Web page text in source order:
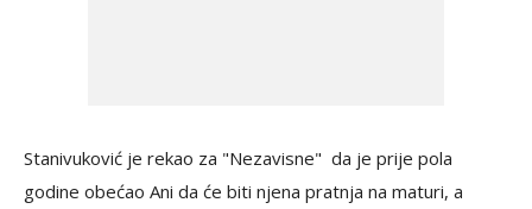
Stanivuković je rekao za "Nezavisne" da je prije pola
godine obećao Ani da će biti njena pratnja na maturi, a